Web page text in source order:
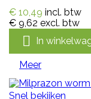
€ 10,49 incl. btw
€ 9,62 excl. btw
 In
Meer
Snel bekijken